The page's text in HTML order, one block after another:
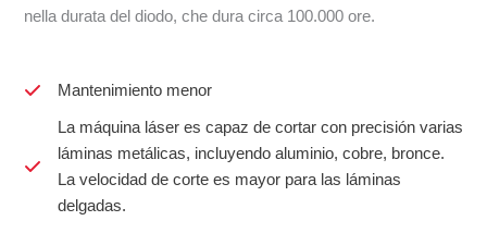
nella durata del diodo, che dura circa 100.000 ore.
Mantenimiento menor
La máquina láser es capaz de cortar con precisión varias
láminas metálicas, incluyendo aluminio, cobre, bronce.
La velocidad de corte es mayor para las láminas
delgadas.